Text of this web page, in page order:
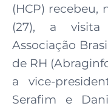
(HCP) recebeu,
(27), a visita
Associação
de RH
a vice-
Serafim e